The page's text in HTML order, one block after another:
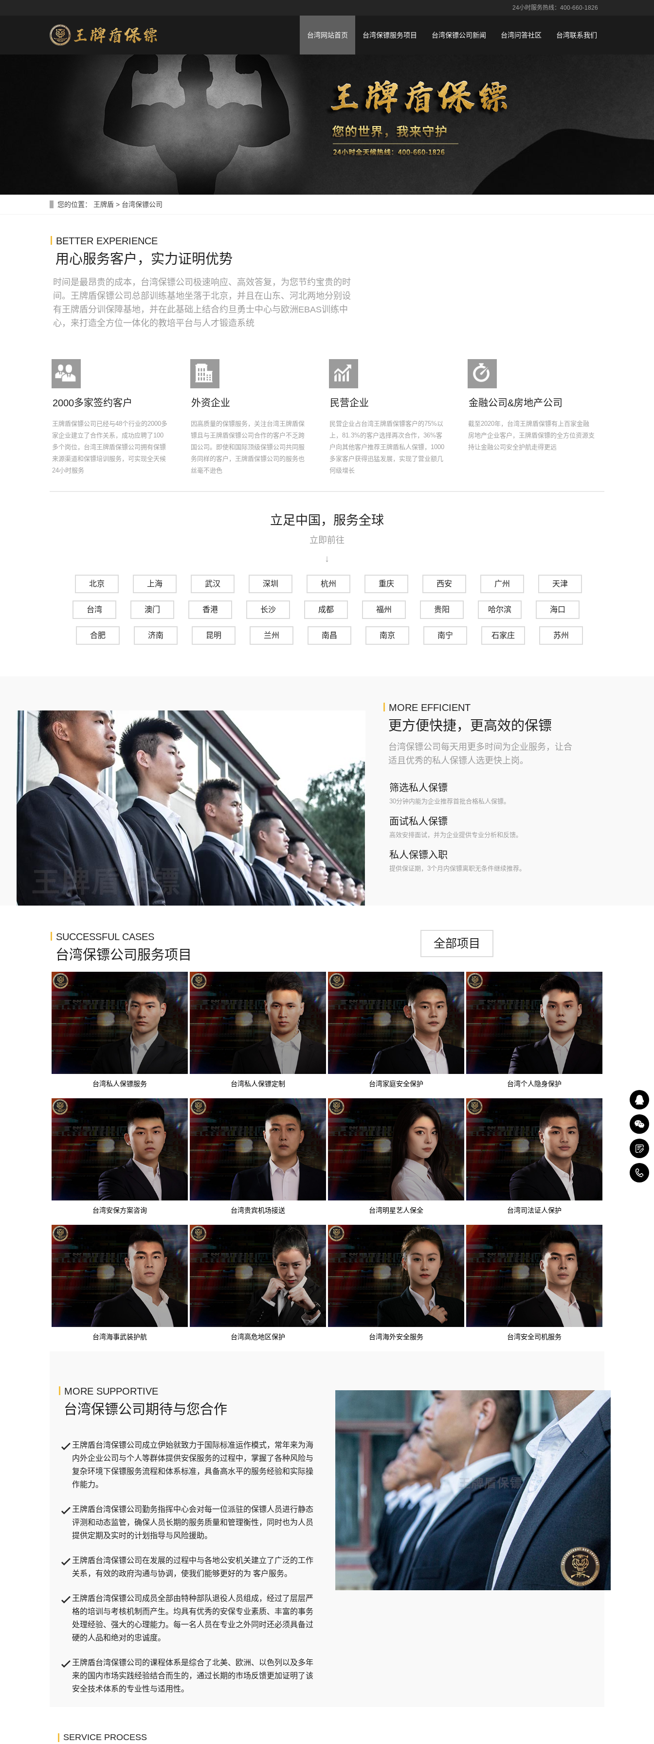
24小时服务热线：400-660-1826
台湾网站首页 台湾保镖服务项目 台湾保镖公司新闻 台湾问答社区 台湾联系我们
您的位置： 王牌盾 > 台湾保镖公司
BETTER EXPERIENCE
用心服务客户，实力证明优势
时间是最昂贵的成本，台湾保镖公司极速响应、高效答复，为您节约宝贵的时
间。王牌盾保镖公司总部训练基地坐落于北京，并且在山东、河北两地分别设
有王牌盾分训保障基地，并在此基础上结合约旦勇士中心与欧洲EBAS训练中
心，来打造全方位一体化的教培平台与人才锻造系统
2000多家签约客户
王牌盾保镖公司已经与48个行业的2000多
家企业建立了合作关系，成功应聘了100
多个岗位，台湾王牌盾保镖公司拥有保镖
来源渠道和保镖培训服务，可实现全天候
24小时服务
外资企业
因高质量的保镖服务，关注台湾王牌盾保
镖且与王牌盾保镖公司合作的客户不乏跨
国公司。即使和国际顶级保镖公司共同服
务同样的客户，王牌盾保镖公司的服务也
丝毫不逊色
民营企业
民营企业占台湾王牌盾保镖客户的75%以
上，81.3%的客户选择再次合作，36%客
户向其他客户推荐王牌盾私人保镖，1000
多家客户获得迅猛发展，实现了营业额几
何级增长
金融公司&房地产公司
截至2020年，台湾王牌盾保镖有上百家金融
房地产企业客户，王牌盾保镖的全方位资源支
持让金融公司安全护航走得更远
立足中国，服务全球
立即前往
↓
北京 上海 武汉 深圳 杭州 重庆 西安 广州 天津
台湾 澳门 香港 长沙 成都 福州 贵阳 哈尔滨 海口
合肥 济南 昆明 兰州 南昌 南京 南宁 石家庄 苏州
MORE EFFICIENT
更方便快捷，更高效的保镖
台湾保镖公司每天用更多时间为企业服务，让合
适且优秀的私人保镖人选更快上岗。
筛选私人保镖
30分钟内能为企业推荐首批合格私人保镖。
面试私人保镖
高效安排面试，并为企业提供专业分析和反馈。
私人保镖入职
提供保证期，3个月内保镖离职无条件继续推荐。
SUCCESSFUL CASES
台湾保镖公司服务项目
全部项目
台湾私人保镖服务 台湾私人保镖定制 台湾家庭安全保护 台湾个人隐身保护
台湾安保方案咨询 台湾贵宾机场接送 台湾明星艺人保全 台湾司法证人保护
台湾海事武装护航 台湾高危地区保护 台湾海外安全服务 台湾安全司机服务
MORE SUPPORTIVE
台湾保镖公司期待与您合作
王牌盾台湾保镖公司成立伊始就致力于国际标准运作模式，常年来为海
内外企业公司与个人等群体提供安保服务的过程中，掌握了各种风险与
复杂环境下保镖服务流程和体系标准，具备高水平的服务经验和实际操
作能力。
王牌盾台湾保镖公司勤务指挥中心会对每一位派驻的保镖人员进行静态
评测和动态监管，确保人员长期的服务质量和管理衡性，同时也为人员
提供定期及实时的计划指导与风险援助。
王牌盾台湾保镖公司在发展的过程中与各地公安机关建立了广泛的工作
关系，有效的政府沟通与协调，使我们能够更好的为 客户服务。
王牌盾台湾保镖公司成员全部由特种部队退役人员组成，经过了层层严
格的培训与考核机制而产生。均具有优秀的安保专业素质、丰富的事务
处理经验、强大的心理能力。每一名人员在专业之外同时还必须具备过
硬的人品和绝对的忠诚度。
王牌盾台湾保镖公司的课程体系是综合了北美、欧洲、以色列以及多年
来的国内市场实践经验结合而生的，通过长期的市场反馈更加证明了该
安全技术体系的专业性与适用性。
SERVICE PROCESS